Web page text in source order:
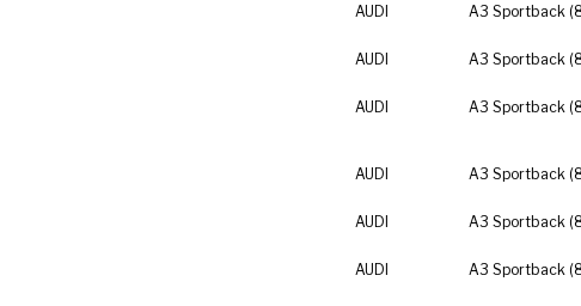
AUDI
A3 Sportback
AUDI
A3 Sportback
AUDI
A3 Sportback
AUDI A3 Sportback
AUDI
A3 Sportback
AUDI
A3 Sportback